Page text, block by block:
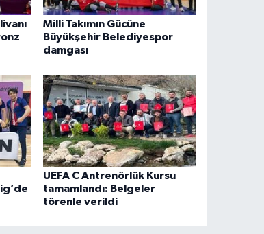
Milli Takımın Gücüne
Büyükşehir Belediyespor
damgası
UEFA C Antrenörlük Kursu
tamamlandı: Belgeler
törenle verildi